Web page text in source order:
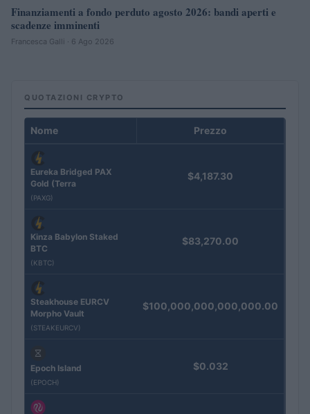
Finanziamenti a fondo perduto agosto 2026: bandi aperti e
scadenze imminenti
Francesca Galli · 6 Ago 2026
QUOTAZIONI CRYPTO
Nome Prezzo
Eureka Bridged PAX
Gold (Terra
(PAXG)
$4,187.30
Kinza Babylon Staked
BTC
(KBTC)
$83,270.00
Steakhouse EURCV
Morpho Vault
(STEAKEURCV)
$100,000,000,000,000.00
Epoch Island
(EPOCH)
$0.032